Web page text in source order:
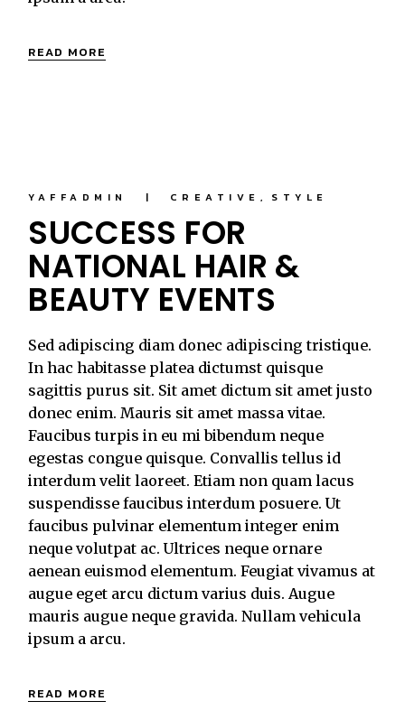
READ MORE
YAFFADMIN CREATIVE STYLE
SUCCESS FOR
NATIONAL HAIR &
BEAUTY EVENTS
Sed adipiscing diam donec adipiscing tristique.
In hac habitasse platea dictumst quisque
sagittis purus sit. Sit amet dictum sit amet justo
donec enim. Mauris sit amet massa vitae.
Faucibus turpis in eu mi bibendum neque
egestas congue quisque. Convallis tellus id
interdum velit laoreet. Etiam non quam lacus
suspendisse faucibus interdum posuere. Ut
faucibus pulvinar elementum integer enim
neque volutpat ac. Ultrices neque ornare
aenean euismod elementum. Feugiat vivamus at
augue eget arcu dictum varius duis. Augue
mauris augue neque gravida. Nullam vehicula
ipsum a arcu.
READ MORE